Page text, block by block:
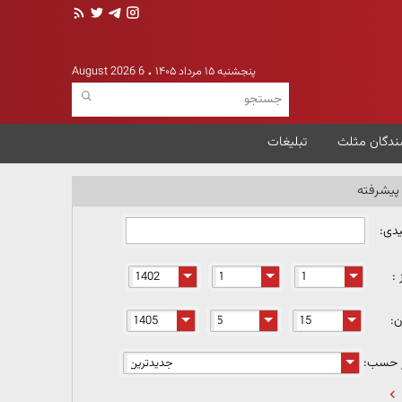
پنجشنبه ۱۵ مرداد ۱۴۰۵ 6 August 2026
مثلث تبلیغات
:
حسب: